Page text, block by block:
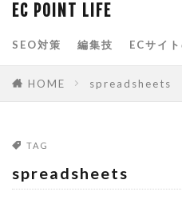
EC POINT LIFE
SEO対策 編集技 ECサイ
HOME spreadsheets
TAG
spreadsheets
Yahoo!ストアクリエ
お買い物マラソン
サービスクーポン参加
スマホ スマートフ